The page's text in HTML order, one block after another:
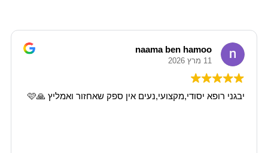
naama ben hamoo
11 מרץ 2026
יבגני רופא יסודי,מקצועי,נעים אין ספק שאחזור ואמליץ 🙏🩷